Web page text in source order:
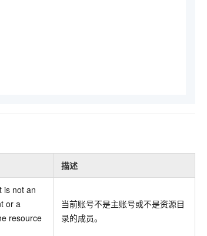
描述
is not an
or a
resource
当前账号不是主账号或不是资源目
录的成员。